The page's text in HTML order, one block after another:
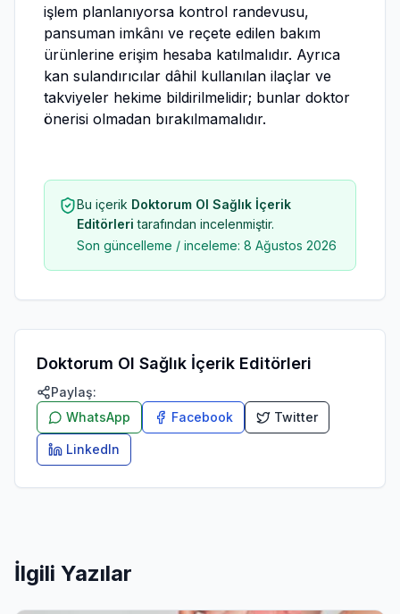
işlem planlanıyorsa kontrol randevusu,
pansuman imkânı ve reçete edilen bakım
ürünlerine erişim hesaba katılmalıdır. Ayrıca
kan sulandırıcılar dâhil kullanılan ilaçlar ve
takviyeler hekime bildirilmelidir; bunlar doktor
önerisi olmadan bırakılmamalıdır.
Bu içerik Doktorum Ol Sağlık İçerik
Editörleri tarafından incelenmiştir.
Son güncelleme / inceleme: 8 Ağustos 2026
Doktorum Ol Sağlık İçerik Editörleri
Paylaş:
WhatsApp
Facebook Twitter
LinkedIn
İlgili Yazılar